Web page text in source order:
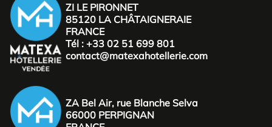
ZI LE PIRONNET
85120 LA CHÂTAIGNERAIE
FRANCE
Tél : +33 02 51 699 801
contact@matexahotellerie.com
ZA Bel Air, rue Blanche Selva
66000 PERPIGNAN